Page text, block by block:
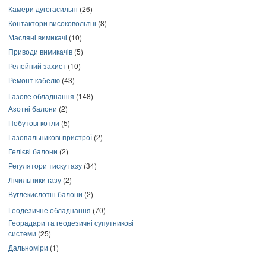
Камери дугогасильні (26)
Контактори високовольтні (8)
Масляні вимикачі (10)
Приводи вимикачів (5)
Релейний захист (10)
Ремонт кабелю (43)
Газове обладнання (148)
Азотні балони (2)
Побутові котли (5)
Газопальникові пристрої(2)
Гелієві балони (2)
Регулятори тиску газу (34)
Лічильники газу (2)
Вуглекислотні балони (2)
Геодезичне обладнання (70)
Георадари та геодезичні супутникові
системи (25)
Дальноміри (1)